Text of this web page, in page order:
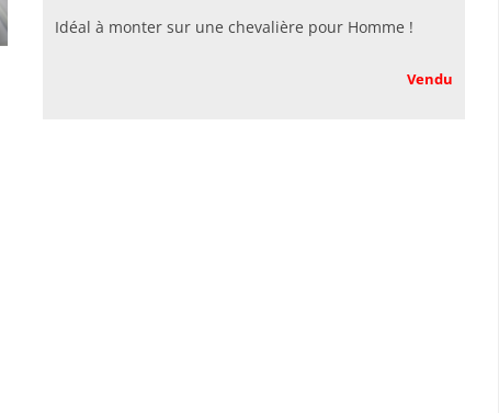
Idéal à monter sur une chevalière pour Homme !
Vendu